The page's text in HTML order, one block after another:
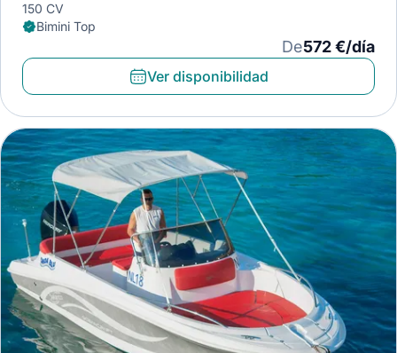
150 CV
Bimini Top
De572 €/día
Ver disponibilidad